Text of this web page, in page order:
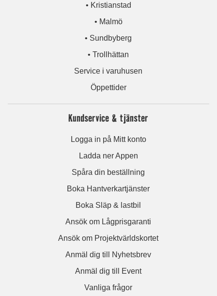
• Kristianstad
• Malmö
• Sundbyberg
• Trollhättan
Service i varuhusen
Öppettider
Kundservice & tjänster
Logga in på Mitt konto
Ladda ner Appen
Spåra din beställning
Boka Hantverkartjänster
Boka Släp & lastbil
Ansök om Lågprisgaranti
Ansök om Projektvärldskortet
Anmäl dig till Nyhetsbrev
Anmäl dig till Event
Vanliga frågor